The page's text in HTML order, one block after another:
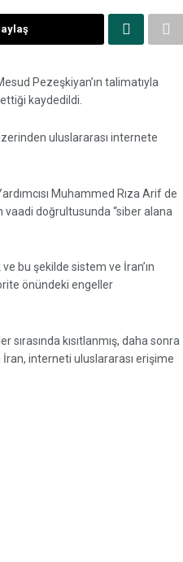
Pezeşkiyan’ın talimatıyla
kaydedildi.
uluslararası internete
Muhammed Rıza Arif de
vaadi doğrultusunda “siber alana
bu şekilde sistem ve İran’ın
önündeki engeller
kısıtlanmış, daha sonra
İran, interneti uluslararası erişime